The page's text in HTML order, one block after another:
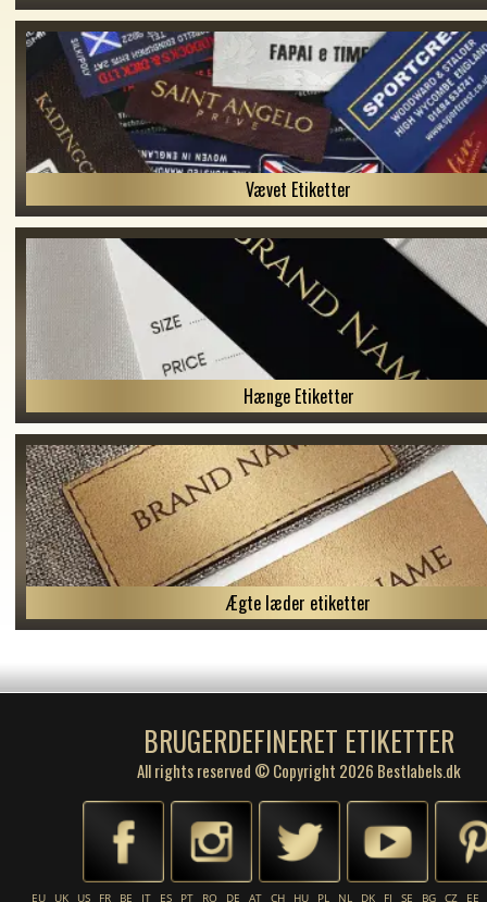
Vævet Etiketter
Hænge Etiketter
Ægte læder etiketter
BRUGERDEFINERET ETIKETTER
All rights reserved © Copyright 2026 Bestlabels.dk
EU UK US FR BE IT ES PT RO DE AT CH HU PL NL DK FI SE BG CZ
EE